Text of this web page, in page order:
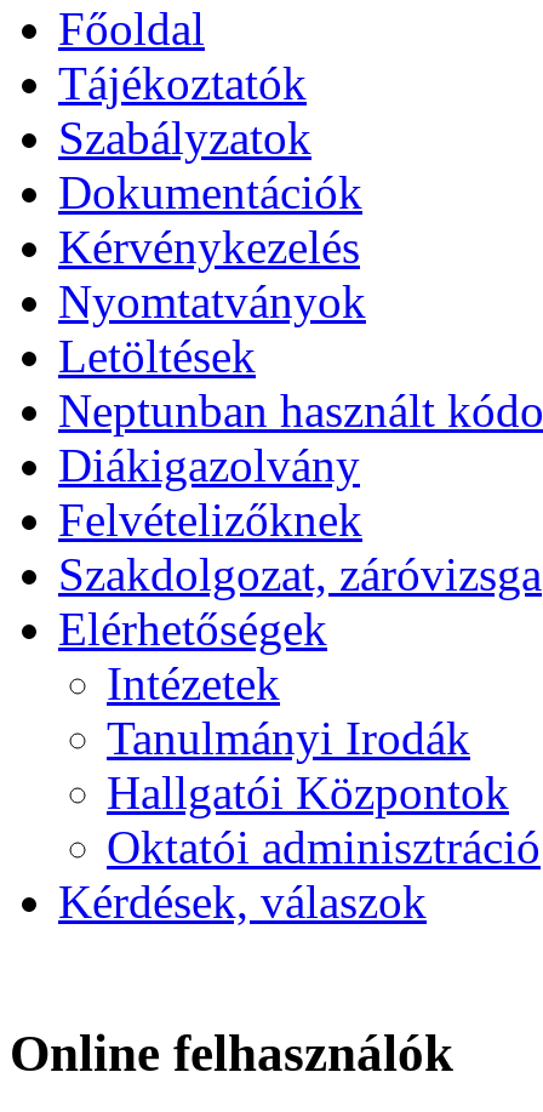
Főoldal
Tájékoztatók
Szabályzatok
Dokumentációk
Kérvénykezelés
Nyomtatványok
Letöltések
Neptunban használt
Diákigazolvány
Felvételizőknek
Szakdolgozat, záróvizsga
Elérhetőségek
Intézetek
Tanulmányi Irodák
Hallgatói Központok
Oktatói adminisztráció
Kérdések, válaszok
Online felhasználók